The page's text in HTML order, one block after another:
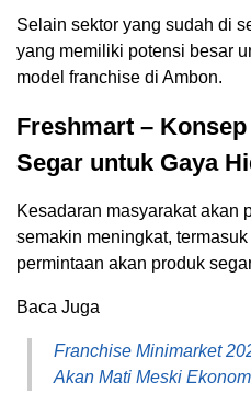
Selain sektor yang sudah di
yang memiliki potensi besar
model franchise di Ambon.
Freshmart –
Segar untuk Gaya
Kesadaran masyarakat akan
semakin meningkat,
permintaan akan produk
Baca Juga
Franchise Minimarket
Akan Mati Meski